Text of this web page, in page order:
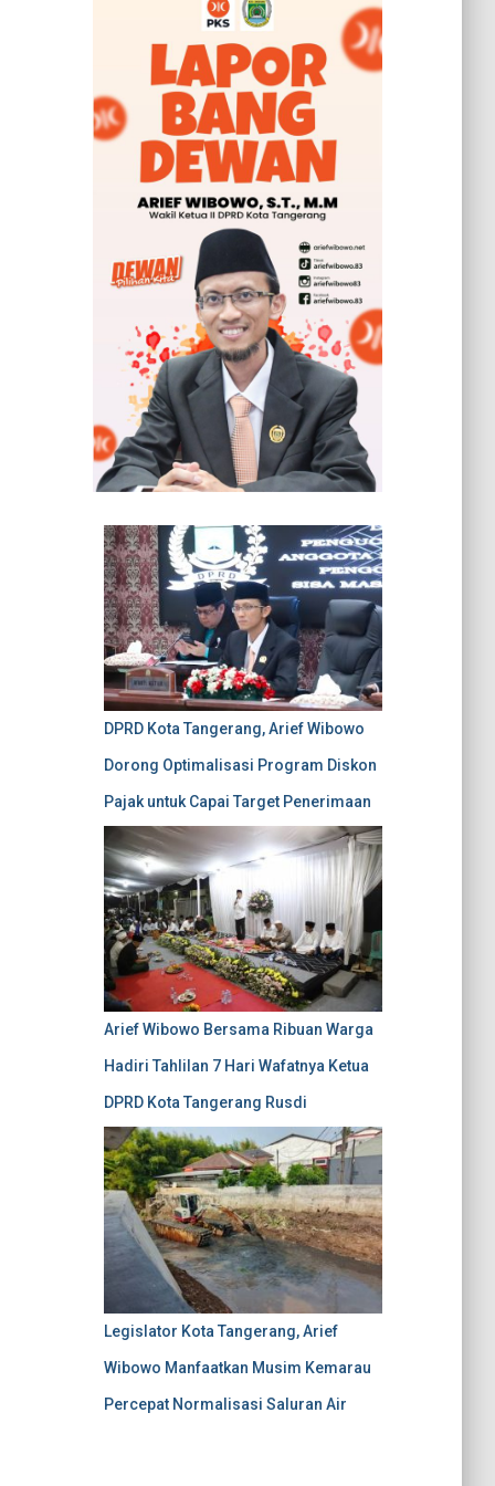
DPRD Kota Tangerang, Arief Wibowo
Dorong Optimalisasi Program Diskon
Pajak untuk Capai Target Penerimaan
Arief Wibowo Bersama Ribuan Warga
Hadiri Tahlilan 7 Hari Wafatnya Ketua
DPRD Kota Tangerang Rusdi
Legislator Kota Tangerang, Arief
Wibowo Manfaatkan Musim Kemarau
Percepat Normalisasi Saluran Air